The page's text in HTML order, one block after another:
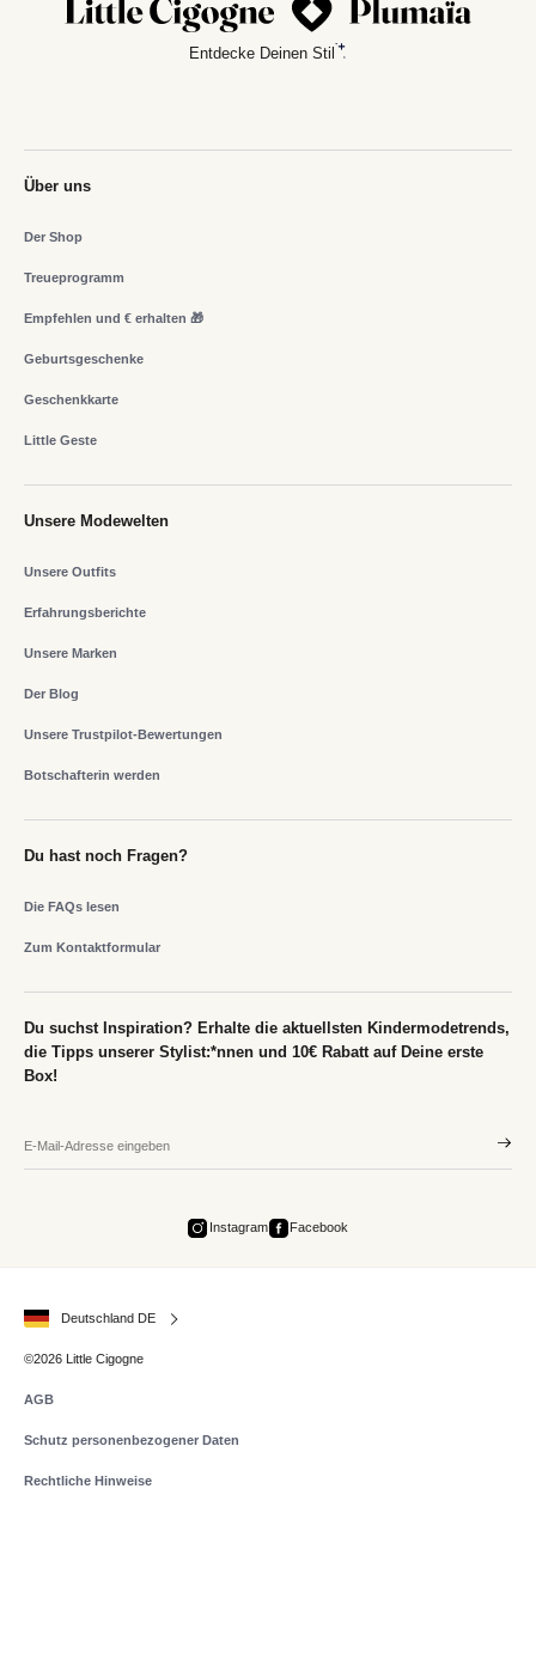
Entdecke Deinen Stil
Über uns
Der Shop
Treueprogramm
Empfehlen und € erhalten 🎁
Geburtsgeschenke
Geschenkkarte
Little Geste
Unsere Modewelten
Unsere Outfits
Erfahrungsberichte
Unsere Marken
Der Blog
Unsere Trustpilot-Bewertungen
Botschafterin werden
Du hast noch Fragen?
Die FAQs lesen
Zum Kontaktformular
Du suchst Inspiration? Erhalte die aktuellsten Kindermodetrends,
die Tipps unserer Stylist:*nnen und 10€ Rabatt auf Deine erste
Box!
Instagram Facebook
Deutschland DE
©2026 Little Cigogne
AGB
Schutz personenbezogener Daten
Rechtliche Hinweise